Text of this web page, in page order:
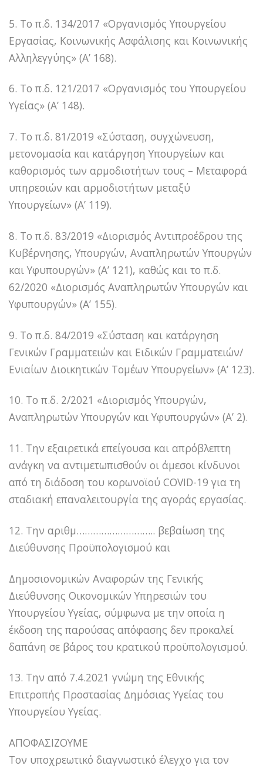
5. Το π.δ. 134/2017 «Οργανισμός Υπουργείου
Εργασίας, Κοινωνικής Ασφάλισης και Κοινωνικής
Αλληλεγγύης» (Α’ 168).
6. Το π.δ. 121/2017 «Οργανισμός του Υπουργείου
Υγείας» (Α’ 148).
7. Το π.δ. 81/2019 «Σύσταση, συγχώνευση,
μετονομασία και κατάργηση Υπουργείων και
καθορισμός των αρμοδιοτήτων τους – Μεταφορά
υπηρεσιών και αρμοδιοτήτων μεταξύ
Υπουργείων» (Α’ 119).
8. Το π.δ. 83/2019 «Διορισμός Αντιπροέδρου της
Κυβέρνησης, Υπουργών, Αναπληρωτών Υπουργών
και Υφυπουργών» (Α’ 121), καθώς και το π.δ.
62/2020 «Διορισμός Αναπληρωτών Υπουργών και
Υφυπουργών» (Α’ 155).
9. Το π.δ. 84/2019 «Σύσταση και κατάργηση
Γενικών Γραμματειών και Ειδικών Γραμματειών/
Ενιαίων Διοικητικών Τομέων Υπουργείων» (Α’ 123).
10. Το π.δ. 2/2021 «Διορισμός Υπουργών,
Αναπληρωτών Υπουργών και Υφυπουργών» (Α’ 2).
11. Την εξαιρετικά επείγουσα και απρόβλεπτη
ανάγκη να αντιμετωπισθούν οι άμεσοι κίνδυνοι
από τη διάδοση του κορωνοϊού COVID-19 για τη
σταδιακή επαναλειτουργία της αγοράς εργασίας.
12. Την αριθμ……………………….. βεβαίωση της
Διεύθυνσης Προϋπολογισμού και
Δημοσιονομικών Αναφορών της Γενικής
Διεύθυνσης Οικονομικών Υπηρεσιών του
Υπουργείου Υγείας, σύμφωνα με την οποία η
έκδοση της παρούσας απόφασης δεν προκαλεί
δαπάνη σε βάρος του κρατικού προϋπολογισμού.
13. Την από 7.4.2021 γνώμη της Εθνικής
Επιτροπής Προστασίας Δημόσιας Υγείας του
Υπουργείου Υγείας.
ΑΠΟΦΑΣΙΖΟΥΜΕ
Τον υποχρεωτικό διαγνωστικό έλεγχο για τον